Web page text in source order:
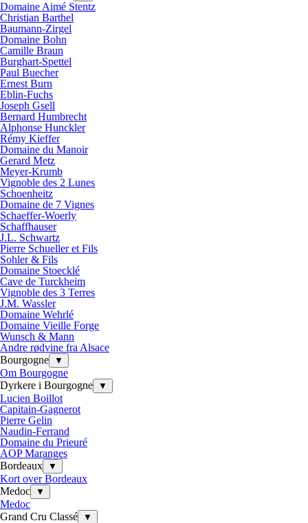
Domaine Aimé Stentz
Christian Barthel
Baumann-Zirgel
Domaine Bohn
Camille Braun
Burghart-Spettel
Paul Buecher
Ernest Burn
Eblin-Fuchs
Joseph Gsell
Bernard Humbrecht
Alphonse Hunckler
Rémy Kieffer
Domaine du Manoir
Gerard Metz
Meyer-Krumb
Vignoble des 2 Lunes
Schoenheitz
Domaine de 7 Vignes
Schaeffer-Woerly
Schaffhauser
J.L. Schwartz
Pierre Schueller et Fils
Sohler & Fils
Domaine Stoecklé
Cave de Turckheim
Vignoble des 3 Terres
J.M. Wassler
Domaine Wehrlé
Domaine Vieille Forge
Wunsch & Mann
Andre rødvine fra Alsace
Bourgogne
▼
Om Bourgogne
Dyrkere i Bourgogne
▼
Lucien Boillot
Capitain-Gagnerot
Pierre Gelin
Naudin-Ferrand
Domaine du Prieuré
AOP Maranges
Bordeaux
▼
Kort over Bordeaux
Medoc
▼
Medoc
Grand Cru Classé
▼